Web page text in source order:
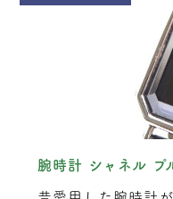
腕時計 シャネル プ